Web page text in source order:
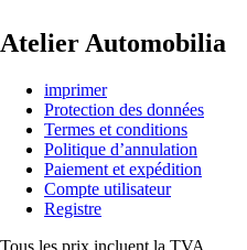
Atelier Automobilia
imprimer
Protection des données
Termes et conditions
Politique d’annulation
Paiement et expédition
Compte utilisateur
Registre
Tous les prix incluent la TVA.